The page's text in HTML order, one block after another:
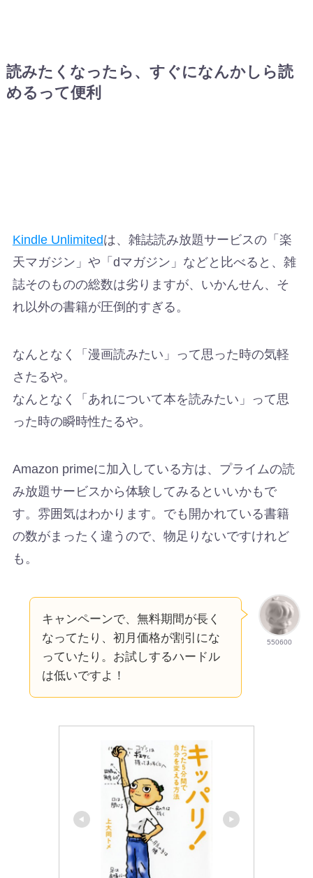
読みたくなったら、すぐになんかしら読
めるって便利
Kindle Unlimitedは、雑誌読み放題サービスの「楽
天マガジン」や「dマガジン」などと比べると、雑
誌そのものの総数は劣りますが、いかんせん、そ
れ以外の書籍が圧倒的すぎる。
なんとなく「漫画読みたい」って思った時の気軽
さたるや。
なんとなく「あれについて本を読みたい」って思
った時の瞬時性たるや。
Amazon primeに加入している方は、プライムの読
み放題サービスから体験してみるといいかもで
す。雰囲気はわかります。でも開かれている書籍
の数がまったく違うので、物足りないですけれど
も。
550600
キャンペーンで、無料期間が長く
なってたり、初月価格が割引にな
っていたり。お試しするハードル
は低いですよ！